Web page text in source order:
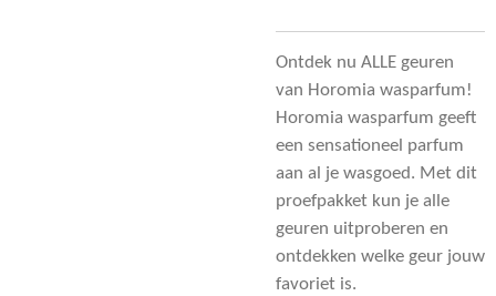
Ontdek nu ALLE geuren
van Horomia wasparfum!
Horomia wasparfum geeft
een sensationeel parfum
aan al je wasgoed. Met dit
proefpakket kun je alle
geuren uitproberen en
ontdekken welke geur jouw
favoriet is.